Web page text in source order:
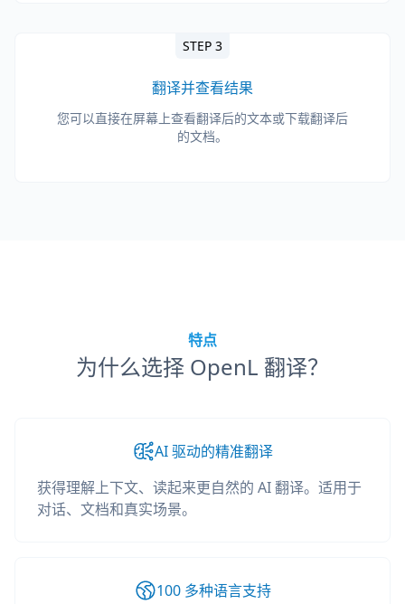
STEP 3
翻译并查看结果
您可以直接在屏幕上查看翻译后的文本或下载翻译后
的文档。
特点
为什么选择 OpenL 翻译？
AI 驱动的精准翻译
获得理解上下文、读起来更自然的 AI 翻译。适用于
对话、文档和真实场景。
100 多种语言支持